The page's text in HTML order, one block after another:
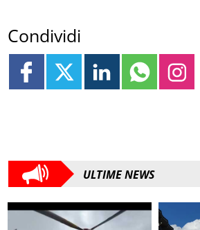
Condividi
ULTIME NEWS